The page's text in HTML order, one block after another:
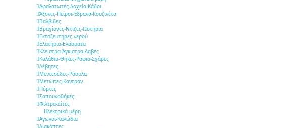
Αφαλατωτές-Δοχεία-Κάδοι
Άξονες-Πείροι-Έδρανα-Κουζινέτα
Βαλβίδες
Βραχίονες-Ντίζες-Ωστήρια
Εκτοξευτήρες νερού
Ελατήρια-Ελάσματα
Κλείστρα-Άγκιστρα-Λαβές
Καλάθια-Θήκες-Ράφια-Σχάρες
Λέβητες
Μεντεσέδες-Ράουλα
Μετώπες-Καντράν
Πόρτες
Σαπουνοθήκες
Φίλτρα-Σίτες
Ηλεκτρικά μέρη
Αγωγοί-Καλώδια
Διακόπτες